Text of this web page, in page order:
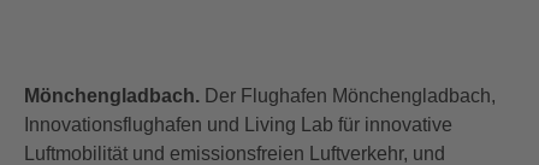
Mönchengladbach. Der Flughafen Mönchengladbach,
Innovationsflughafen und Living Lab für innovative
Luftmobilität und emissionsfreien Luftverkehr, und